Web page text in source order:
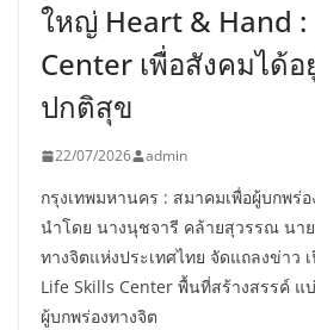
ใหญ่ Heart & Hand :
Center เพื่อสังคมได้
ปกติสุข
22/07/2026 admin
กรุงเทพมหานคร : สมาคมเพื่อผู้บกพร่
นำโดย นางนุชจารี คล้ายสุวรรณ นา
ทางจิตแห่งประเทศไทย จัดแถลงข่าว
Life Skills Center พื้นที่สร้างสรรค์ แ
ผู้บกพร่องทางจิต